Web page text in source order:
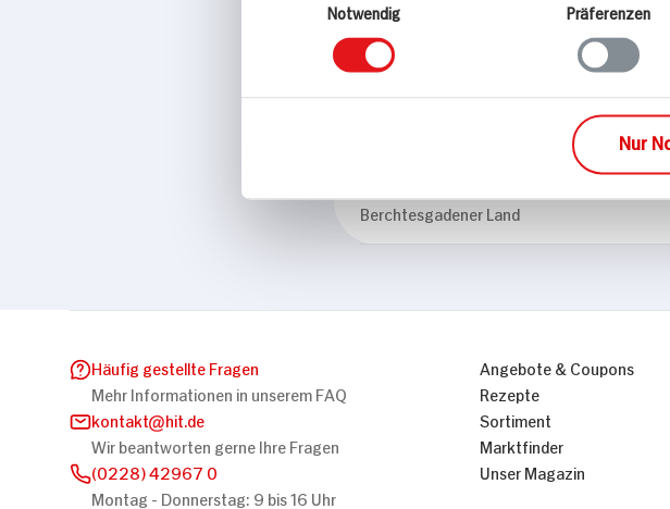
Notwendig
Präferenzen
Nur
Eigenschaften
Berchtesgadener Land
Häufig gestellte Fragen
Mehr Informationen in unserem FAQ
kontakt
hit.de
Wir beantworten gerne Ihre Fragen
(0228) 42967 0
Montag - Donnerstag: 9 bis 16 Uhr
Angebote & Coupons
Rezepte
Sortiment
Marktfinder
Unser Magazin